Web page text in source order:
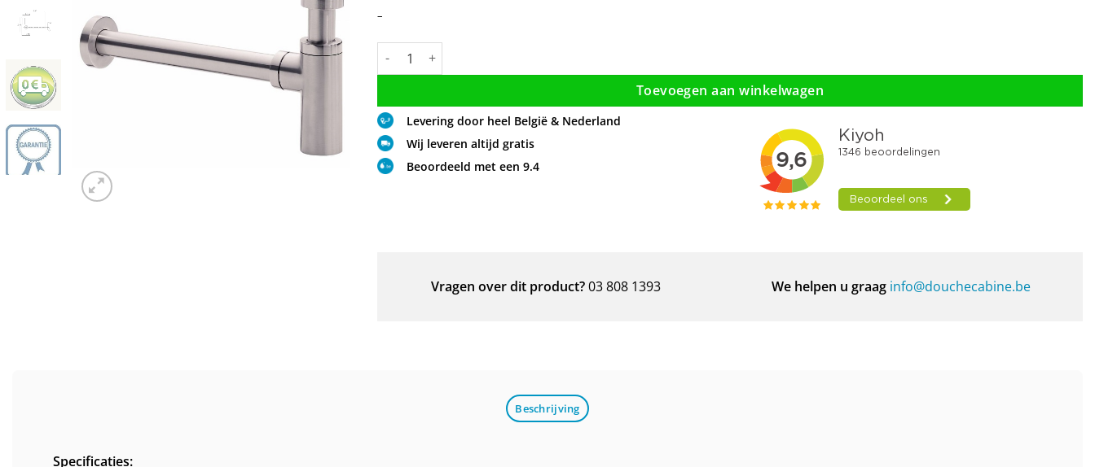
–
Design Sifon Wastafel RVS aantal
Toevoegen aan winkelwagen
Levering door heel België & Nederland
Wij leveren altijd gratis
Beoordeeld met een 9.4
Vragen over dit product?03 808 1393 We helpen u graag info@douchecabine.be
Beschrijving
Specificaties: